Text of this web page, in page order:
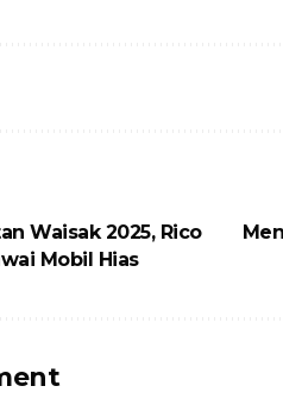
Waisak 2025, Rico
Mobil Hias